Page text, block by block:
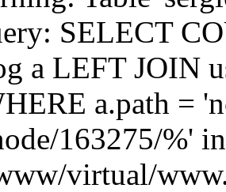
SELECT
a LEFT JOIN
a.path =
163275/%' in
virtual/